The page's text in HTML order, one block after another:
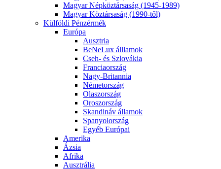
Magyar Népköztársaság (1945-1989)
Magyar Köztársaság (1990-től)
Külföldi Pénzérmék
Európa
Ausztria
BeNeLux álllamok
Cseh- és Szlovákia
Franciaország
Nagy-Britannia
Németország
Olaszország
Oroszország
Skandináv államok
Spanyolország
Egyéb Európai
Amerika
Ázsia
Afrika
Ausztrália